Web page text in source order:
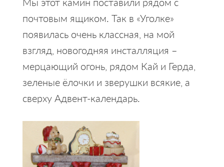
почтовым ящиком. Так в «Уголке»
появилась очень классная, на мой
взгляд, новогодняя инсталляция –
мерцающий огонь, рядом Кай и Герда,
зеленые ёлочки и зверушки всякие, а
сверху Адвент-календарь.